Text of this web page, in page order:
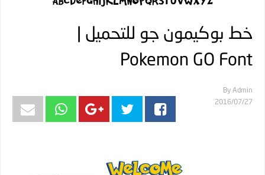
خط بوكيمون جو للتحميل |
Pokemon GO Font
By Admin
27‏/07‏/2016